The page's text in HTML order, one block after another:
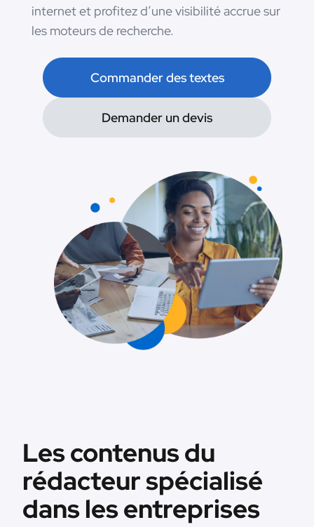
internet et profitez d’une visibilité accrue sur
les moteurs de recherche.
Commander des textes
Demander un devis
Les contenus du
rédacteur spécialisé
dans les entreprises